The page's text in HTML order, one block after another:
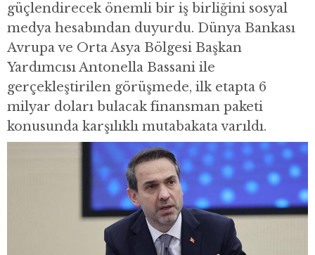
güçlendirecek önemli bir iş birliğini sosyal
medya hesabından duyurdu. Dünya Bankası
Avrupa ve Orta Asya Bölgesi Başkan
Yardımcısı Antonella Bassani ile
gerçekleştirilen görüşmede, ilk etapta 6
milyar doları bulacak finansman paketi
konusunda karşılıklı mutabakata varıldı.